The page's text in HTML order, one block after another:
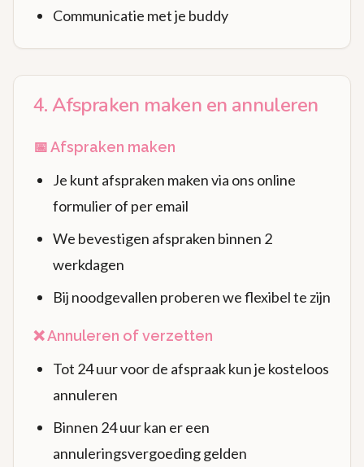
Communicatie met je buddy
4. Afspraken maken en annuleren
📅 Afspraken maken
Je kunt afspraken maken via ons online
formulier of per email
We bevestigen afspraken binnen 2
werkdagen
Bij noodgevallen proberen we flexibel te zijn
❌ Annuleren of verzetten
Tot 24 uur voor de afspraak kun je kosteloos
annuleren
Binnen 24 uur kan er een
annuleringsvergoeding gelden